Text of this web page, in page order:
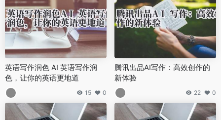
英语写作润色 AI 英语写作润
色，让你的英语更地道
15 0
腾讯出品AI写作：高效创作的
新体验
22 0